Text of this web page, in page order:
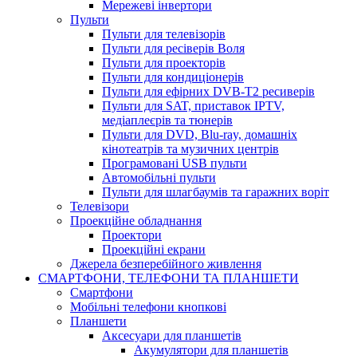
Мережеві інвертори
Пульти
Пульти для телевізорів
Пульти для ресіверів Воля
Пульти для проекторів
Пульти для кондиціонерів
Пульти для ефірних DVB-T2 ресиверів
Пульти для SAT, приставок IPTV,
медіаплеєрів та тюнерів
Пульти для DVD, Blu-ray, домашніх
кінотеатрів та музичних центрів
Програмовані USB пульти
Автомобільні пульти
Пульти для шлагбаумів та гаражних воріт
Телевізори
Проекційне обладнання
Проектори
Проекційні екрани
Джерела безперебійного живлення
СМАРТФОНИ, ТЕЛЕФОНИ ТА ПЛАНШЕТИ
Смартфони
Мобільні телефони кнопкові
Планшети
Аксесуари для планшетів
Акумулятори для планшетів